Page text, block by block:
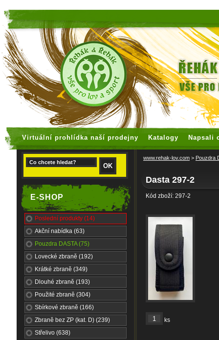
Virtuální prohlídka naší prodejny Katalogy Napsali
E-SHOP
Poslední produkty (14)
Akční nabídka (63)
Pouzdra DASTA (75)
Lovecké zbraně (192)
Krátké zbraně (349)
Dlouhé zbraně (193)
Použité zbraně (304)
Sbírkové zbraně (166)
Zbraně bez ZP (kat. D) (239)
Střelivo (638)
www.rehak-lov.com > Pouzdra
Dasta 297-2
Kód zboží: 297-2
ks